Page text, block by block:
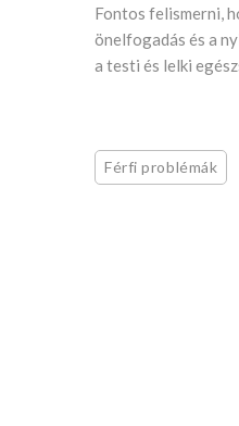
Fontos felismerni,
önelfogadás és a
a testi és lelki
Férfi problémák